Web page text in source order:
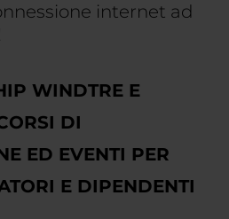
internet ad
WINDTRE E
DI
ED EVENTI PER
E DIPENDENTI